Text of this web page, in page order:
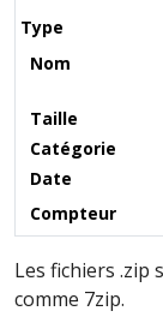
Type
Nom
Taille
Catégorie
Date
Compteur
Les fichiers .zip
comme 7zip.